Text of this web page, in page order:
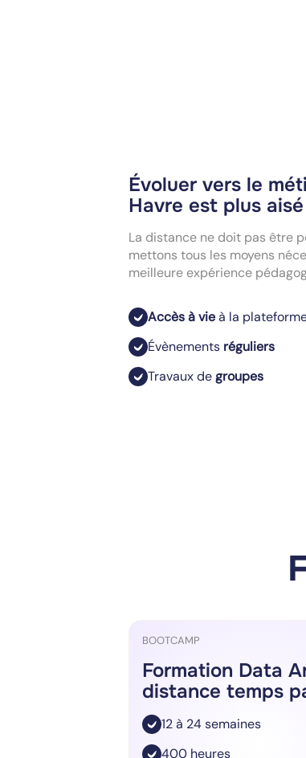
Évoluer vers le
Havre est plus
La distance ne doit pas être
mettons tous les moyens
meilleure expérience
Accès à vieà la
Évènements réguliers
Travaux degroupes
BOOTCAMP
Formation Data
distance temps
12 à 24 semaines
400 heures